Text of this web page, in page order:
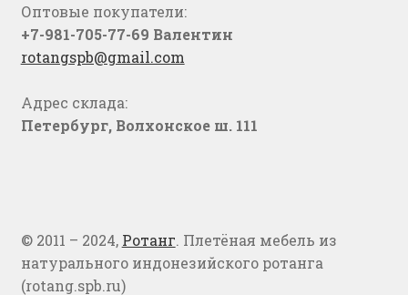
Оптовые покупатели:
+7-981-705-77-69 Валентин
rotangspb@gmail.com
Адрес склада:
Петербург, Волхонское ш. 111
© 2011 – 2024, Ротанг. Плетёная мебель из
натурального индонезийского ротанга
(rotang.spb.ru)